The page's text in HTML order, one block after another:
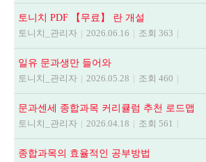
토니치 PDF 【무료】 란 개설
토니치_관리자 | 2026.06.16 | 조회 363 |
일유 문과생만 들어와
토니치_관리자 | 2026.05.28 | 조회 460 |
문과센세 종합과목 커리큘럼 추천 로드맵
토니치_관리자 | 2026.04.18 | 조회 561 |
종합과목의 효율적인 공부방법